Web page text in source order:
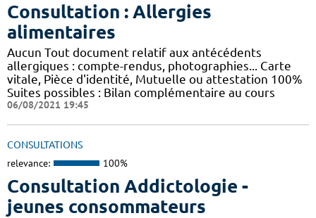
Consultation : Allergies
alimentaires
Aucun Tout document relatif aux antécédents
allergiques : compte-rendus, photographies... Carte
vitale, Pièce d'identité, Mutuelle ou attestation 100%
Suites possibles : Bilan complémentaire au cours
06/08/2021 19:45
CONSULTATIONS
relevance: 100%
Consultation Addictologie -
jeunes consommateurs